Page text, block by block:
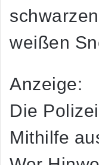
weißen
Anzeige:
Die
Mithilfe